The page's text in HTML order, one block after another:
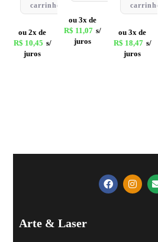
carrinho
ou 2x de
R$ 10,45 s/
juros
ou 3x de
R$ 11,07 s/
juros
carrinho
ou 3x de
R$ 18,47 s/
juros
Arte & Laser